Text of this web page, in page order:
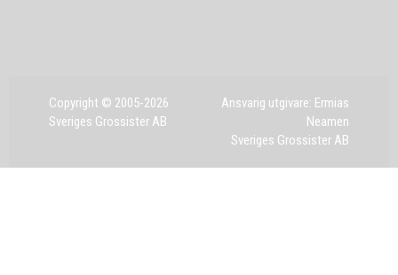
Copyright © 2005-2026
Sveriges Grossister AB
Ansvarig utgivare: Ermias
Neamen
Sveriges Grossister AB